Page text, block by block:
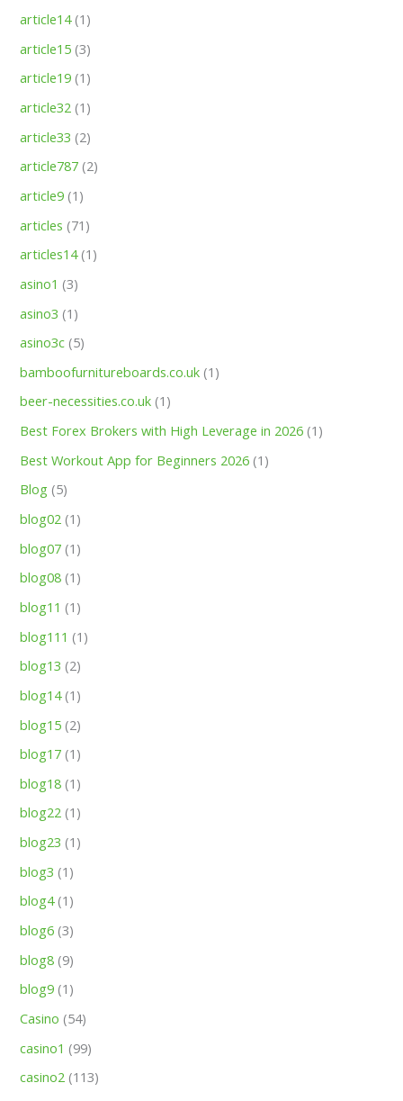
article14(1)
article15 (3)
article19 (1)
article32 (1)
article33 (2)
article787 (2)
article9 (1)
articles (71)
articles14(1)
asino1 (3)
asino3 (1)
asino3c (5)
bamboofurnitureboards.co.uk (1)
beer-necessities.co.uk (1)
Best Forex Brokers with High Leverage in 2026 (1)
Best Workout App for Beginners 2026 (1)
Blog (5)
blog02 (1)
blog07 (1)
blog08 (1)
blog11 (1)
blog111 (1)
blog13 (2)
blog14(1)
blog15 (2)
blog17 (1)
blog18 (1)
blog22 (1)
blog23 (1)
blog3 (1)
blog4(1)
blog6 (3)
blog8 (9)
blog9 (1)
Casino (54)
casino1 (99)
casino2 (113)